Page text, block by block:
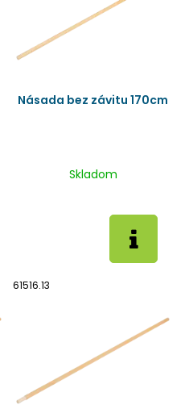
Násada bez závitu 170cm
Skladom
61516.13